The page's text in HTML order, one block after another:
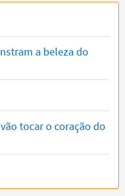
a beleza do
tocar o coração do